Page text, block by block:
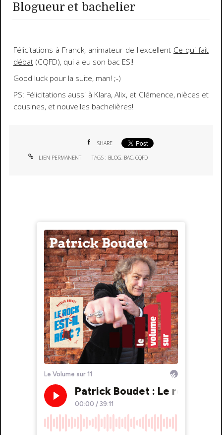
Blogueur et bachelier
Félicitations à Franck, animateur de l'excellent Ce qui fait
débat(CQFD), qui a eu son bac ES!!
Good luckpour la suite, man! ;-)
PS: Félicitations aussi à Klara, Alix, et Clémence, nièces et
cousines, et nouvelles bachelières!
SHARE
LIEN PERMANENT TAGS : BLOG, BAC,CQFD